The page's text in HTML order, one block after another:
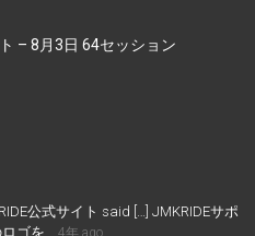
– 8月3日 64セッション
公式サイト said […] JMKRIDEサポ
ゴを...
4年 ago